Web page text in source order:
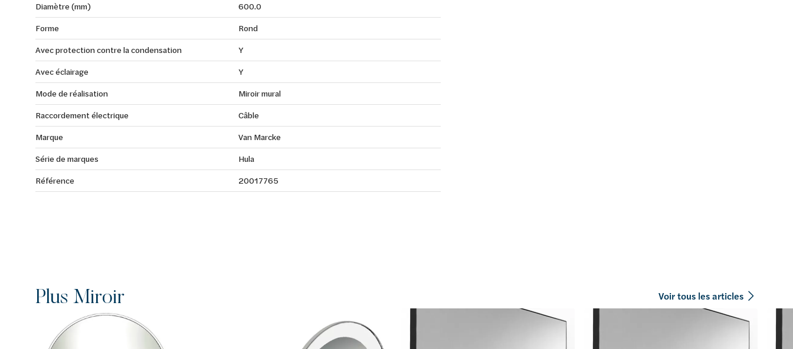
Diamètre (mm)
600.0
Forme
Rond
Avec protection contre la condensation
Y
Avec éclairage
Y
Mode de réalisation
Miroir mural
Raccordement électrique
Câble
Marque
Van Marcke
Série de marques
Hula
Référence
20017765
Plus Miroir Voir tous les articles